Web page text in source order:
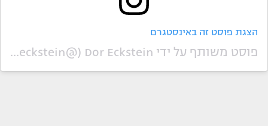
הצגת פוסט זה באינסטגרם
פוסט משותף על ידי ‏‎Dor Eckstein‎‏ (@‏‎doreckstein‎‏)